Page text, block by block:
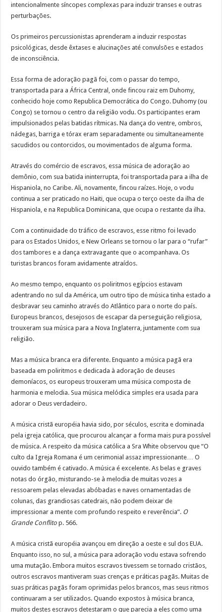
intencionalmente síncopes complexas para induzir transes e outras
perturbações.
Os primeiros percussionistas aprenderam a induzir respostas
psicológicas, desde êxtases e alucinações até convulsões e estados
de inconsciência.
Essa forma de adoração pagã foi, com o passar do tempo,
transportada para a África Central, onde fincou raiz em Duhomy,
conhecido hoje como Republica Democrática do Congo. Duhomy (ou
Congo) se tornou o centro da religião vodu. Os participantes eram
impulsionados pelas batidas rítmicas. Na dança do ventre, ombros,
nádegas, barriga e tórax eram separadamente ou simultaneamente
sacudidos ou contorcidos, ou movimentados de alguma forma.
Através do comércio de escravos, essa música de adoração ao
demônio, com sua batida ininterrupta, foi transportada para a ilha de
Hispaniola, no Caribe. Ali, novamente, fincou raízes. Hoje, o vodu
continua a ser praticado no Haiti, que ocupa o terço oeste da ilha de
Hispaniola, e na Republica Dominicana, que ocupa o restante da ilha.
Com a continuidade do tráfico de escravos, esse ritmo foi levado
para os Estados Unidos, e New Orleans se tornou o lar para o “rufar”
dos tambores e a dança extravagante que o acompanhava. Os
turistas brancos foram avidamente atraídos.
Ao mesmo tempo, enquanto os poliritmos egípcios estavam
adentrando no sul da América, um outro tipo de música tinha estado a
desbravar seu caminho através do Atlântico para o norte do país.
Europeus brancos, desejosos de escapar da perseguição religiosa,
trouxeram sua música para a Nova Inglaterra, juntamente com sua
religião.
Mas a música branca era diferente. Enquanto a música pagã era
baseada em poliritmos e dedicada à adoração de deuses
demoníacos, os europeus trouxeram uma música composta de
harmonia e melodia. Sua música melódica simples era usada para
adorar o Deus verdadeiro.
A música cristã européia havia sido, por séculos, escrita e dominada
pela igreja católica, que procurou alcançar a forma mais pura possível
de música. A respeito da música católica a Sra White observou que “O
culto da Igreja Romana é um cerimonial assaz impressionante… O
ouvido também é cativado. A música é excelente. As belas e graves
notas do órgão, misturando-se à melodia de muitas vozes a
ressoarem pelas elevadas abóbadas e naves ornamentadas de
colunas, das grandiosas catedrais, não podem deixar de
impressionar a mente com profundo respeito e reverência”. O
Grande Conflito p. 566.
A música cristã européia avançou em direção a oeste e sul dos EUA.
Enquanto isso, no sul, a música para adoração vodu estava sofrendo
uma mutação. Embora muitos escravos tivessem se tornado cristãos,
outros escravos mantiveram suas crenças e práticas pagãs. Muitas de
suas práticas pagãs foram oprimidas pelos brancos, mas seus ritmos
continuaram a ser utilizados. Quando expostos à música branca,
muitos destes escravos detestaram o que parecia a eles como uma